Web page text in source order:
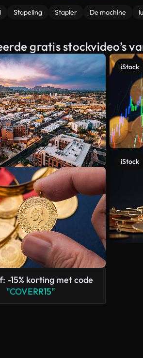
Stapeling Stapler De machine
gratis stockvideo’s
-15% korting met code
"COVERR15"
iStock
iStock